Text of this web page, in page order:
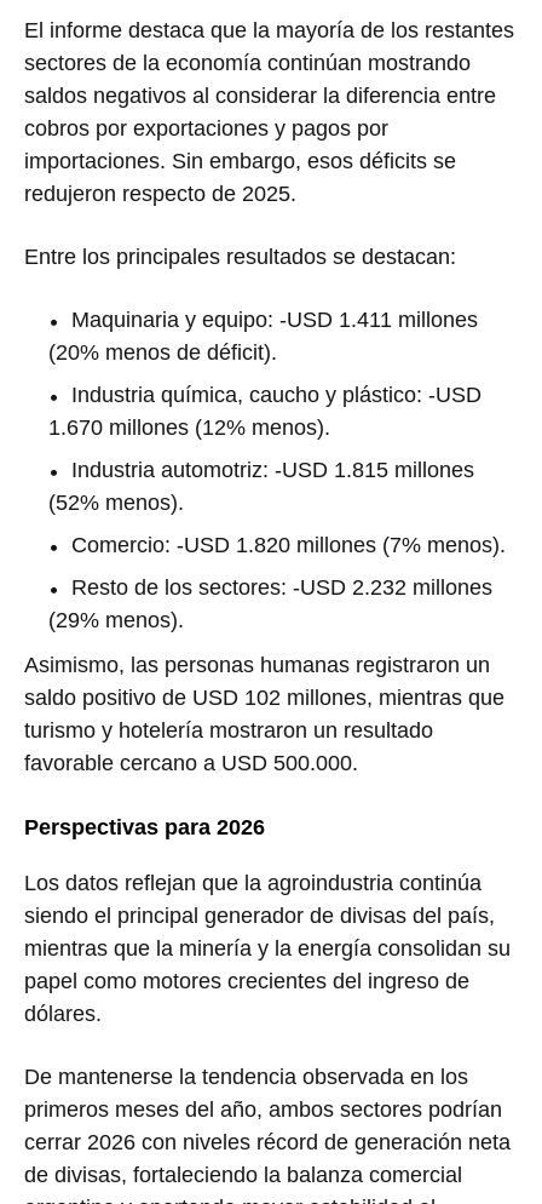
El informe destaca que la mayoría de los restantes
sectores de la economía continúan mostrando
saldos negativos al considerar la diferencia entre
cobros por exportaciones y pagos por
importaciones. Sin embargo, esos déficits se
redujeron respecto de 2025.
Entre los principales resultados se destacan:
Maquinaria y equipo: -USD 1.411 millones
(20% menos de déficit).
Industria química, caucho y plástico: -USD
1.670 millones (12% menos).
Industria automotriz: -USD 1.815 millones
(52% menos).
Comercio: -USD 1.820 millones (7% menos).
Resto de los sectores: -USD 2.232 millones
(29% menos).
Asimismo, las personas humanas registraron un
saldo positivo de USD 102 millones, mientras que
turismo y hotelería mostraron un resultado
favorable cercano a USD 500.000.
Perspectivas para 2026
Los datos reflejan que la agroindustria continúa
siendo el principal generador de divisas del país,
mientras que la minería y la energía consolidan su
papel como motores crecientes del ingreso de
dólares.
De mantenerse la tendencia observada en los
primeros meses del año, ambos sectores podrían
cerrar 2026 con niveles récord de generación neta
de divisas, fortaleciendo la balanza comercial